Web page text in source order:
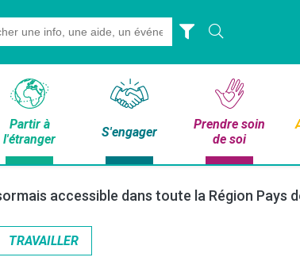
Partir à
l'étranger
S'engager
Prendre soin
de soi
accessible dans toute la Région Pays
TRAVAILLER